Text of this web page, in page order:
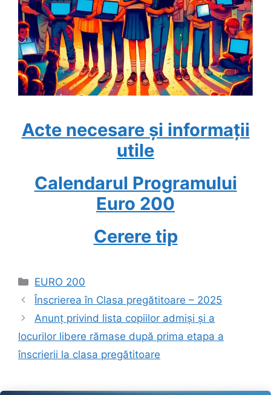
Acte necesare și informații
utile
Calendarul Programului
Euro 200
Cerere tip
Categories
EURO 200
Înscrierea în Clasa pregătitoare – 2025
Anunț privind lista copiilor admiși și a
locurilor libere rămase după prima etapa a
înscrierii la clasa pregătitoare